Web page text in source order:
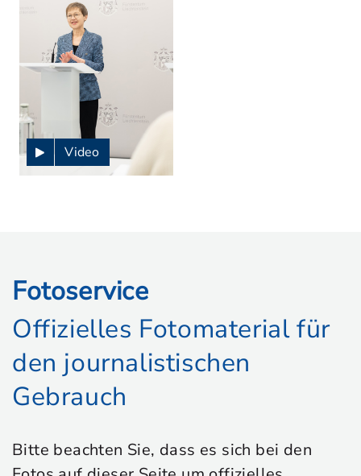
Video
Fotoservice
Offizielles Fotomaterial für
den journalistischen
Gebrauch
Bitte beachten Sie, dass es sich bei den